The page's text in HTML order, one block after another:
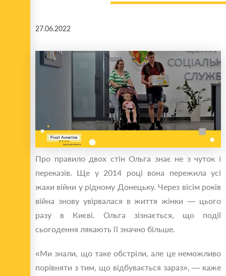
27.06.2022
Про правило двох стін Ольга знає не з чуток і
переказів. Ще у 2014 році вона пережила усі
жахи війни у рідному Донецьку. Через вісім років
війна знову увірвалася в життя жінки — цього
разу в Києві. Ольга зізнається, що події
сьогодення лякають її значно більше.
«Ми знали, що таке обстріли, але це неможливо
порівняти з тим, що відбувається зараз», — каже